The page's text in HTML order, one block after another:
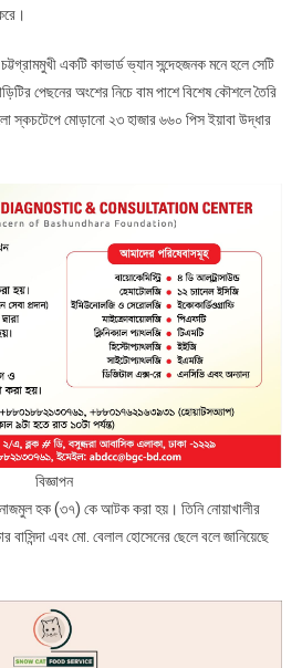
একটি কাভার্ড ভ্যান সন্দেহজনক মনে হলে সেটি
পেছনের অংশের নিচে বাম পাশে বিশেষ কৌশলে তৈরি
স্কচটেপে মোড়ানো ২৩ হাজার ৬৬০ পিস ইয়াবা উদ্ধার
বিজ্ঞাপন
নাজমুল হক (৩৭) কে আটক করা হয়। তিনি নোয়াখালীর
এবং মো. বেলাল হোসেনের ছেলে বলে জানিয়েছে